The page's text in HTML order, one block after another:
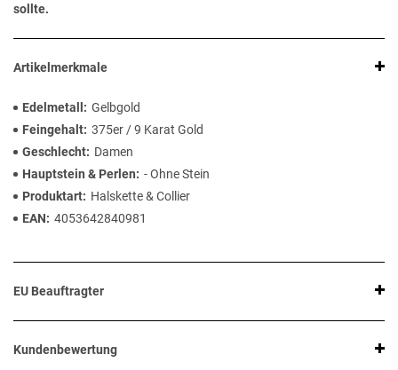
sollte.
Artikelmerkmale
Edelmetall
Gelbgold
Feingehalt 375er / 9 Karat Gold
Geschlecht
Damen
Hauptstein & Perlen
- Ohne Stein
Produktart
Halskette & Collier
EAN
4053642840981
EU Beauftragter
Kundenbewertung